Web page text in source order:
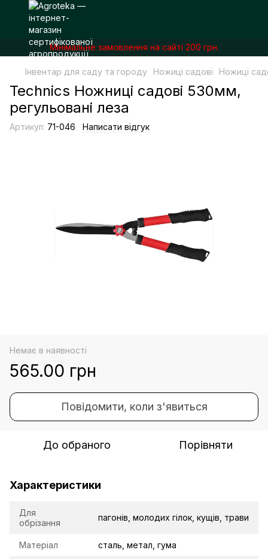
Мінімальне замовлення на сайті 200 грн.
Інвентар для саду та городу Ножиці садові Ножиці
Technics Ножниці садові 530мм,
регульовані леза
Артикул: 71-046 Написати відгук
Немає в наявності
565.00 грн
Повідомити, коли з'явиться
До обраного Порівняти
Характеристики
Для
обрізання
пагонів, молодих гілок, кущів, трави
Матеріал сталь, метал, гума